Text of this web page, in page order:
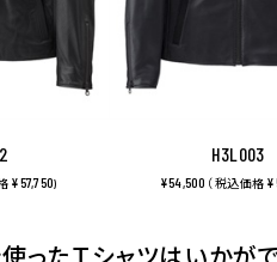
¥57,750)
H3L003
¥54,500 （ 税込価格